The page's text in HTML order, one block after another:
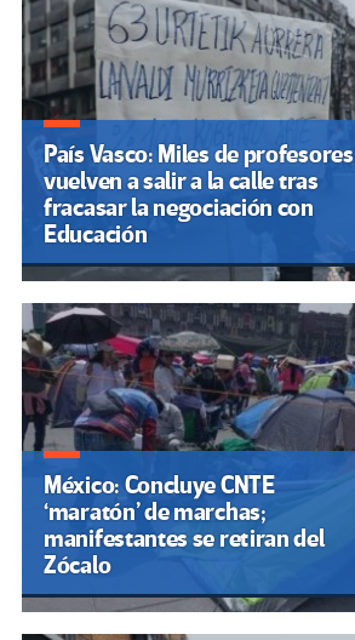
País Vasco: Miles de profesores
vuelven a salir a la calle tras
fracasar la negociación con
Educación
México: Concluye CNTE
‘maratón’ de marchas;
manifestantes se retiran del
Zócalo